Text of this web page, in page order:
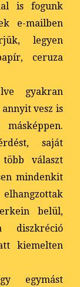
is fogunk
e-mailben
legyen
ceruza
gyakran
vesz is
saját
választ
mindenkit
belül,
kiemelten
egymást